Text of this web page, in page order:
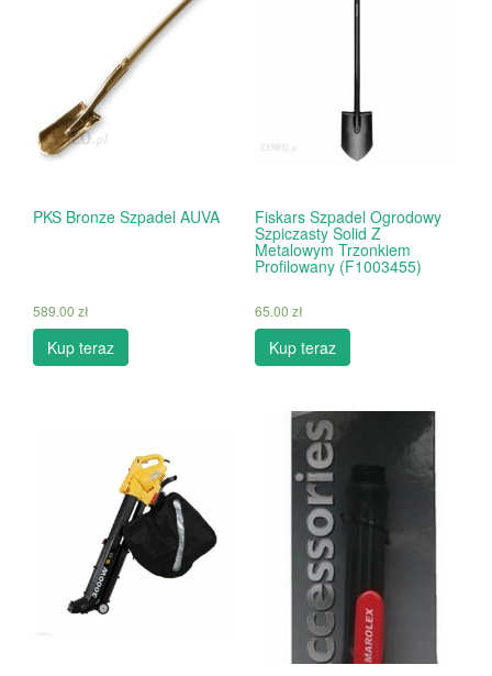
PKS Bronze Szpadel AUVA
589.00 zł
Kup teraz
Fiskars Szpadel Ogrodowy
Szpiczasty Solid Z
Metalowym Trzonkiem
Profilowany (F1003455)
65.00 zł
Kup teraz